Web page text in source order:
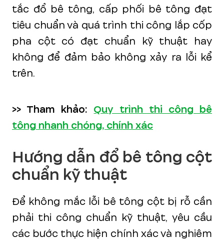
tắc đổ bê tông, cấp phối bê tông đạt
tiêu chuẩn và quá trình thi công lắp cốp
pha cột có đạt chuẩn kỹ thuật hay
không để đảm bảo không xảy ra lỗi kể
trên.
>> Tham khảo:Quy trình thi công bê
tông nhanh chóng, chính xác
Hướng dẫn đổ bê tông cột
chuẩn kỹ thuật
Để không mắc lỗi bê tông cột bị rỗ cần
phải thi công chuẩn kỹ thuật, yêu cầu
các bước thực hiện chính xác và nghiêm